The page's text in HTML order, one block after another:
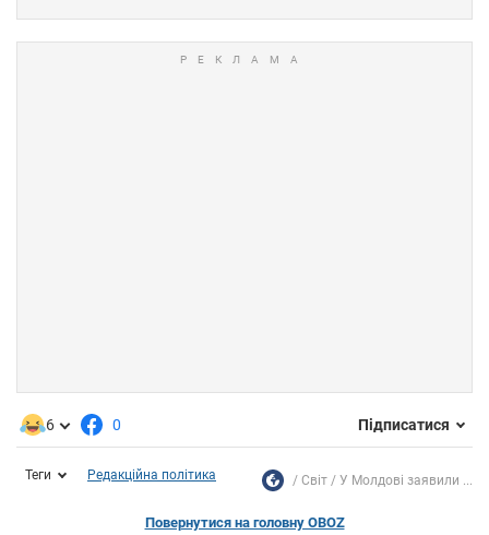
6 0 Підписатися
Теги Редакційна політика Світ У Молдові заявили ...
Повернутися на головну OBOZ